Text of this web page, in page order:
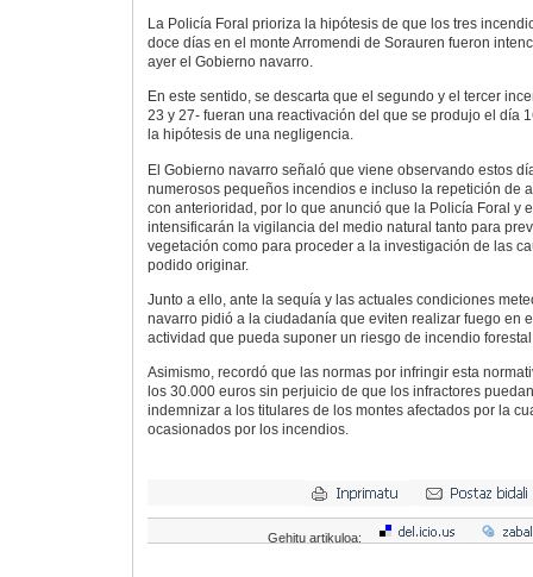
La Policía Foral prioriza la hipótesis de que los tres
doce días en el monte Arromendi de Sorauren fueron
ayer el Gobierno navarro.
En este sentido, se descarta que el segundo y el tercer
23 y 27- fueran una reactivación del que se produjo el día
la hipótesis de una negligencia.
El Gobierno navarro señaló que viene observando estos
numerosos pequeños incendios e incluso la repetición de
con anterioridad, por lo que anunció que la Policía Foral y
intensificarán la vigilancia del medio natural tanto para
vegetación como para proceder a la investigación de las
podido originar.
Junto a ello, ante la sequía y las actuales condiciones
navarro pidió a la ciudadanía que eviten realizar fuego en
actividad que pueda suponer un riesgo de incendio
Asimismo, recordó que las normas por infringir esta
los 30.000 euros sin perjuicio de que los infractores
indemnizar a los titulares de los montes afectados por la
ocasionados por los incendios.
Gehitu artikuloa: